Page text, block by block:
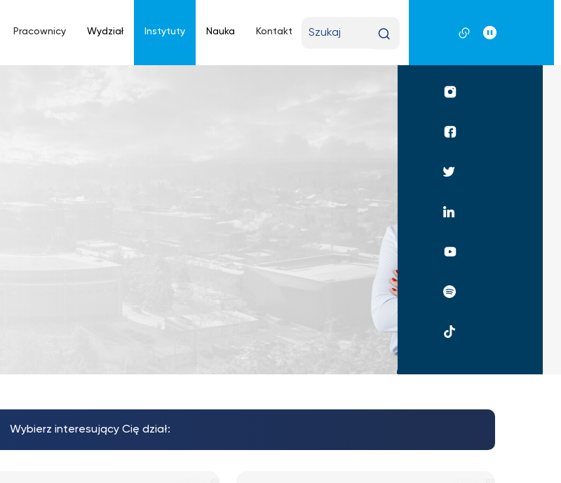
Pracownicy Wydział Instytuty Nauka Kontakt
wyszukiwaną
Profil
Profil
Profil
Profil
Linkedin
UKSW
UKSW
UKSW
Wybierz interesujący Cię dział: